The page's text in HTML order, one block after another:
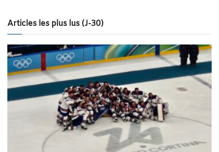
Articles les plus lus (J-30)